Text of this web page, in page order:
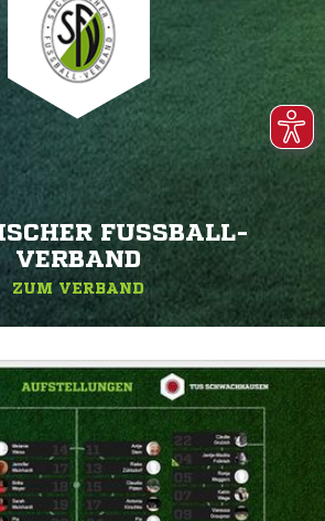
FUSSBALL-V
ERBAND
ZUM VERBAND